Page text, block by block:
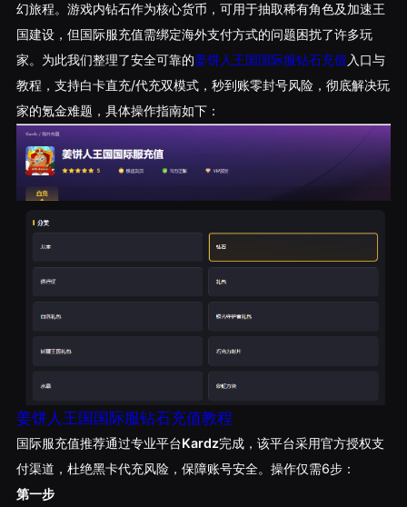
幻旅程。游戏内钻石作为核心货币，可用于抽取稀有角色及加速王
国建设，但国际服充值需绑定海外支付方式的问题困扰了许多玩
家。为此我们整理了安全可靠的姜饼人王国国际服钻石充值 入口与
教程，支持白卡直充/代充双模式，秒到账零封号风险，彻底解决玩
家的氪金难题，具体操作指南如下：
姜饼人王国国际服钻石充值教程
国际服充值推荐通过专业平台Kardz完成，该平台采用官方授权支
付渠道，杜绝黑卡代充风险，保障账号安全。操作仅需6步：
第一步